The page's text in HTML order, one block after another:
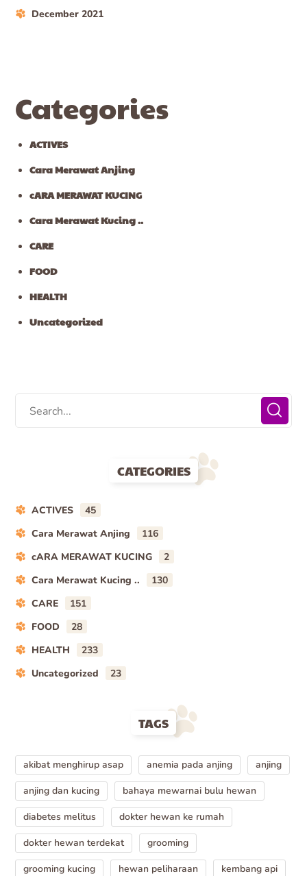
December 2021
Categories
ACTIVES
Cara Merawat Anjing
cARA MERAWAT KUCING
Cara Merawat Kucing ..
CARE
FOOD
HEALTH
Uncategorized
CATEGORIES
ACTIVES
45
Cara Merawat Anjing
116
cARA MERAWAT KUCING
2
Cara Merawat Kucing ..
130
CARE
151
FOOD
28
HEALTH
233
Uncategorized
23
TAGS
akibat menghirup asap anemia pada anjing
anjing
anjing dan kucing
bahaya mewarnai bulu hewan
diabetes melitus
dokter hewan ke rumah
dokter hewan terdekat
grooming
grooming kucing
hewan peliharaan
kembang api